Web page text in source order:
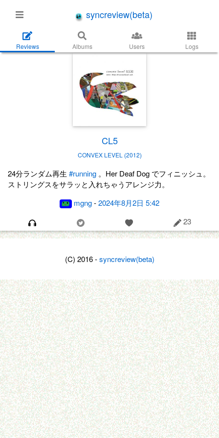
syncreview(beta)
Reviews Albums Users Logs
CL5
CONVEX LEVEL (2012)
24分ランダム再生 #running 。Her Deaf Dog でフィニッシュ。
ストリングスをサラッと入れちゃうアレンジ力。
mgng-2024年8月2日 5:42
23
(C) 2016 -syncreview(beta)